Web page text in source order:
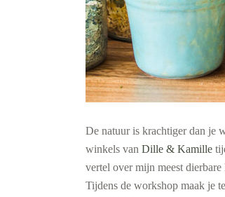
De natuur is krachtiger dan je
winkels van Dille & Kamille
vertel over mijn meest
Tijdens de workshop maak je